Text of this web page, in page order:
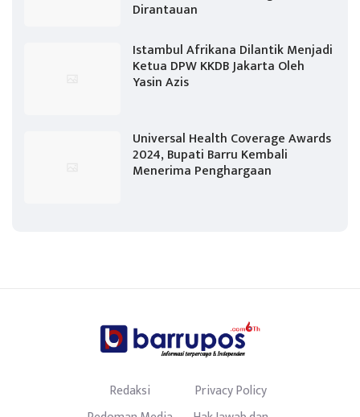
Dirantauan
Istambul Afrikana Dilantik Menjadi
Ketua DPW KKDB Jakarta Oleh
Yasin Azis
Universal Health Coverage Awards
2024, Bupati Barru Kembali
Menerima Penghargaan
Redaksi
Privacy Policy